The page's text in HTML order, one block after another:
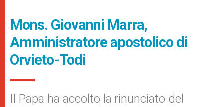
Mons. Giovanni Marra,
Amministratore apostolico di
Orvieto-Todi
Il Papa ha accolto la rinunciato del